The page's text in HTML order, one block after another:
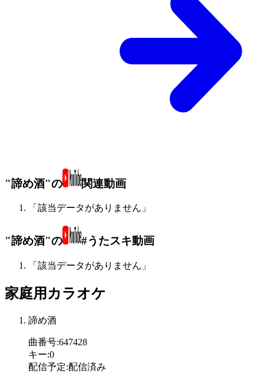
"諦め酒"の 関連動画
「該当データがありません」
"諦め酒"の #うたスキ動画
「該当データがありません」
家庭用カラオケ
諦め酒
曲番号:647428
キー:0
配信予定:配信済み